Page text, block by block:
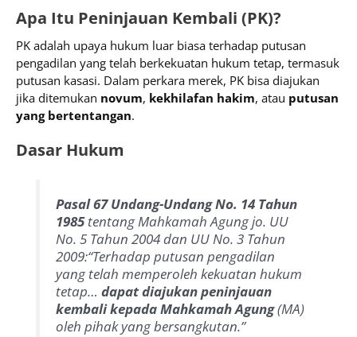
Apa Itu Peninjauan Kembali (PK)?
PK adalah upaya hukum luar biasa terhadap putusan
pengadilan yang telah berkekuatan hukum tetap, termasuk
putusan kasasi. Dalam perkara merek, PK bisa diajukan
jika ditemukan novum, kekhilafan hakim, atau putusan
yang bertentangan.
Dasar Hukum
Pasal 67 Undang-Undang No. 14 Tahun
1985tentang Mahkamah Agung jo. UU
No. 5 Tahun 2004 dan UU No. 3 Tahun
2009:“Terhadap putusan pengadilan
yang telah memperoleh kekuatan hukum
tetap… dapat diajukan peninjauan
kembali kepada Mahkamah Agung(MA)
oleh pihak yang bersangkutan.”